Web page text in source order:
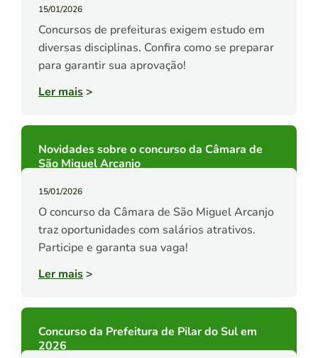
15/01/2026
Concursos de prefeituras exigem estudo em
diversas disciplinas. Confira como se preparar
para garantir sua aprovação!
Ler mais>
Novidades sobre o concurso da Câmara de
São Miguel Arcanjo
15/01/2026
O concurso da Câmara de São Miguel Arcanjo
traz oportunidades com salários atrativos.
Participe e garanta sua vaga!
Ler mais>
Concurso da Prefeitura de Pilar do Sul em
2026